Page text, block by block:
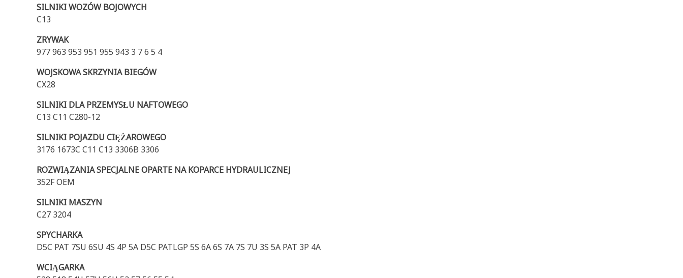
SILNIKI WOZÓW BOJOWYCH
C13
ZRYWAK
977 963 953 951 955 943 3 7 6 5 4
WOJSKOWA SKRZYNIA BIEGÓW
CX28
SILNIKI DLA PRZEMYSŁU NAFTOWEGO
C13 C11 C280-12
SILNIKI POJAZDU CIĘŻAROWEGO
3176 1673C C11 C13 3306B 3306
ROZWIĄZANIA SPECJALNE OPARTE NA KOPARCE HYDRAULICZNEJ
352F OEM
SILNIKI MASZYN
C27 3204
SPYCHARKA
D5C PAT 7SU 6SU 4S 4P 5A D5C PATLGP 5S 6A 6S 7A 7S 7U 3S 5A PAT 3P 4A
WCIĄGARKA